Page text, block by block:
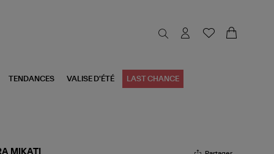
TENDANCES VALISE D'ÉTÉ LAST CHANCE
MIKATI